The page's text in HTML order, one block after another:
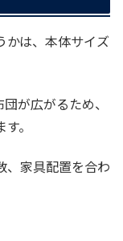
かは、本体サイズ
が広がるため、
。
、家具配置を合わ